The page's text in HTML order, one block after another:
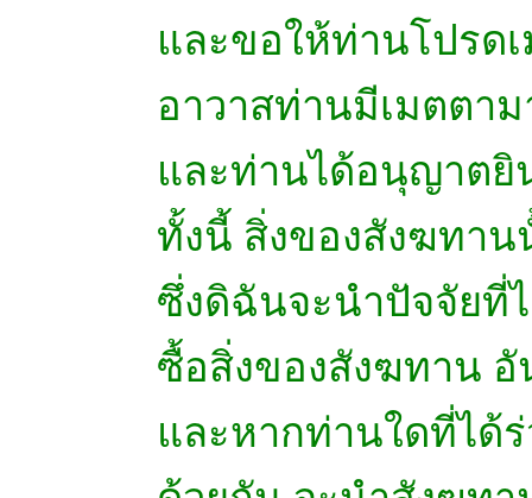
และขอให้ท่านโปรด
อาวาสท่านมีเมตตา
และท่านได้อนุญาต
ทั้งนี้ สิ่งของสังฆทา
ซึ่งดิฉันจะนำปัจจัยที่
ซื้อสิ่งของสังฆทาน อั
และหากท่านใดที่ได้